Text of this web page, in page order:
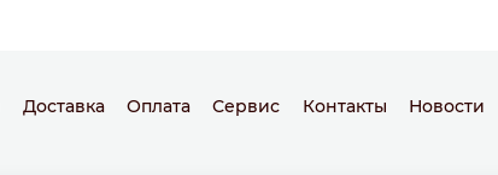
Доставка Оплата Сервис Контакты Новости